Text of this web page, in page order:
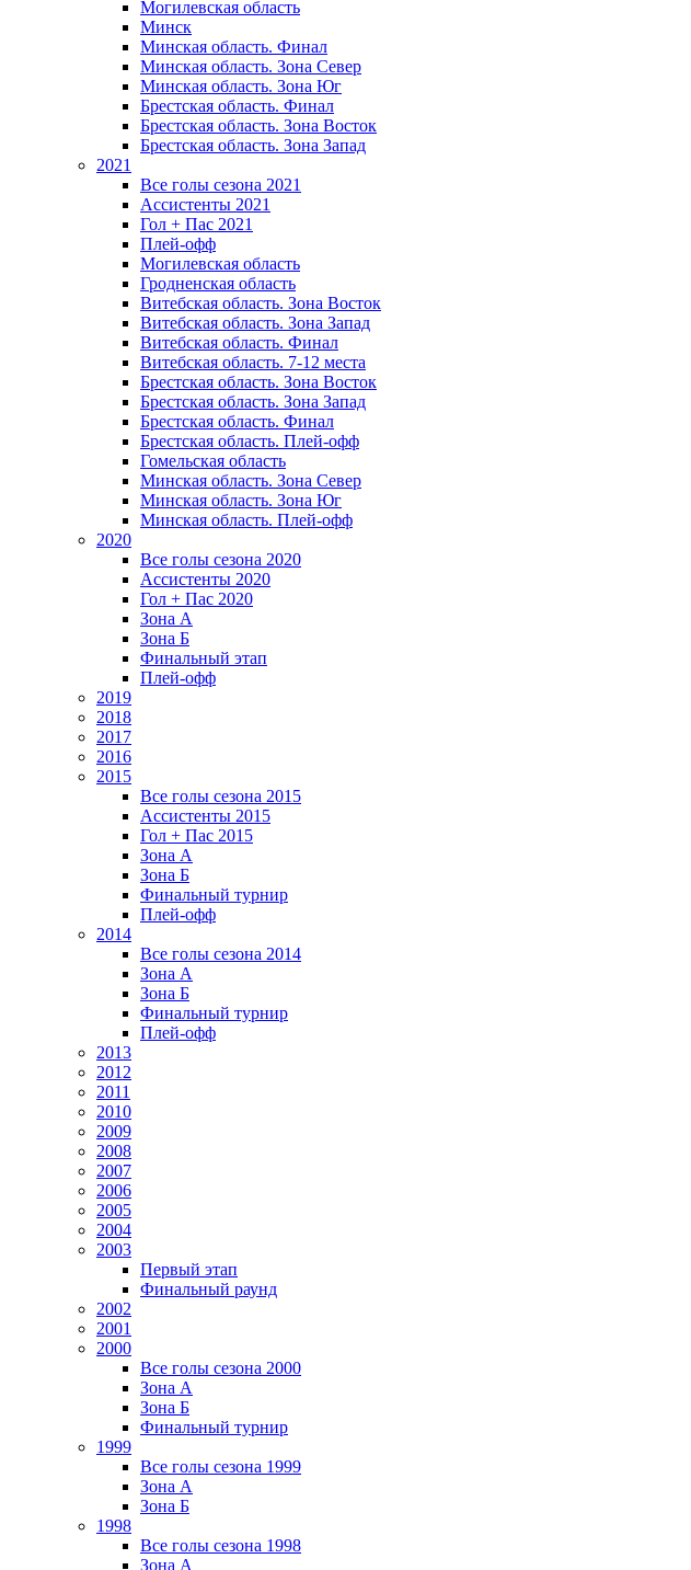
Могилевская область
Минск
Mинская область. Финал
Минская область. Зона Север
Минская область. Зона Юг
Брестская область. Финал
Брестская область. Зона Восток
Брестская область. Зона Запад
2021
Все голы сезона 2021
Ассистенты 2021
Гол + Пас 2021
Плей-офф
Могилевская область
Гродненская область
Витебская область. Зона Восток
Витебская область. Зона Запад
Витебская область. Финал
Витебская область. 7-12 места
Брестская область. Зона Восток
Брестская область. Зона Запад
Брестская область. Финал
Брестская область. Плей-офф
Гомельская область
Минская область. Зона Север
Минская область. Зона Юг
Минская область. Плей-офф
2020
Все голы сезона 2020
Ассистенты 2020
Гол + Пас 2020
Зона А
Зона Б
Финальный этап
Плей-офф
2019
2018
2017
2016
2015
Все голы сезона 2015
Ассистенты 2015
Гол + Пас 2015
Зона А
Зона Б
Финальный турнир
Плей-офф
2014
Все голы сезона 2014
Зона А
Зона Б
Финальный турнир
Плей-офф
2013
2012
2011
2010
2009
2008
2007
2006
2005
2004
2003
Первый этап
Финальный раунд
2002
2001
2000
Все голы сезона 2000
Зона А
Зона Б
Финальный турнир
1999
Все голы сезона 1999
Зона А
Зона Б
1998
Все голы сезона 1998
Зона А